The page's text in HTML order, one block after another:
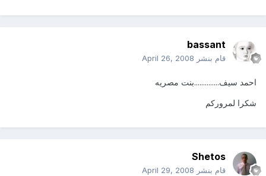
bassant
قام بنشر April 26, 2008
احمد سيف..............بنت مصريه
شكرا لمروركم
Shetos
قام بنشر April 29, 2008